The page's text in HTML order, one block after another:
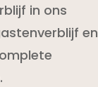
in ons
en